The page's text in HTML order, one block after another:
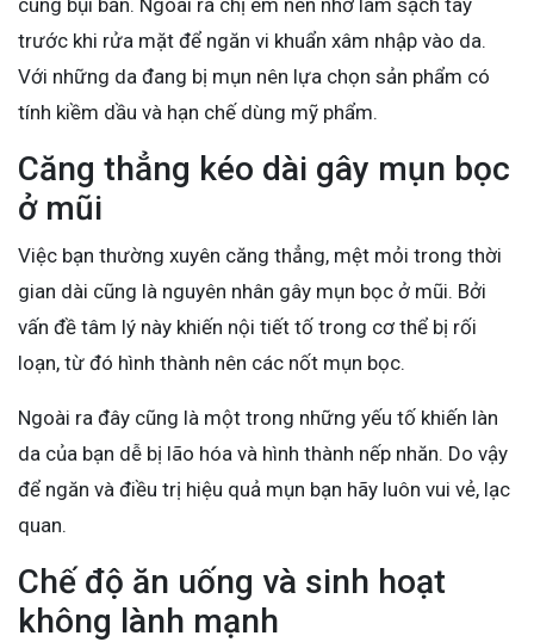
cùng bụi bẩn. Ngoài ra chị em nên nhớ làm sạch tay
trước khi rửa mặt để ngăn vi khuẩn xâm nhập vào da.
Với những da đang bị mụn nên lựa chọn sản phẩm có
tính kiềm dầu và hạn chế dùng mỹ phẩm.
Căng thẳng kéo dài gây mụn bọc
ở mũi
Việc bạn thường xuyên căng thẳng, mệt mỏi trong thời
gian dài cũng là nguyên nhân gây mụn bọc ở mũi. Bởi
vấn đề tâm lý này khiến nội tiết tố trong cơ thể bị rối
loạn, từ đó hình thành nên các nốt mụn bọc.
Ngoài ra đây cũng là một trong những yếu tố khiến làn
da của bạn dễ bị lão hóa và hình thành nếp nhăn. Do vậy
để ngăn và điều trị hiệu quả mụn bạn hãy luôn vui vẻ, lạc
quan.
Chế độ ăn uống và sinh hoạt
không lành mạnh